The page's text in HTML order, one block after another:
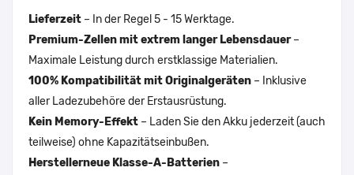
Lieferzeit – In der Regel 5 - 15 Werktage.
Premium-Zellen mit extrem langer Lebensdauer–
Maximale Leistung durch erstklassige Materialien.
100% Kompatibilität mit Originalgeräten – Inklusive
aller Ladezubehöre der Erstausrüstung.
Kein Memory-Effekt – Laden Sie den Akku jederzeit (auch
teilweise) ohne Kapazitätseinbußen.
Herstellerneue Klasse-A-Batterien –